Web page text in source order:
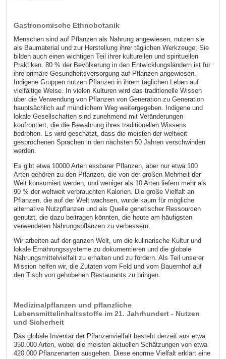
Gastronomische Ethnobotanik
Menschen sind auf Pflanzen als Nahrung angewiesen, nutzen sie
als Baumaterial und zur Herstellung ihrer täglichen Werkzeuge; Sie
bilden auch einen wichtigen Teil ihrer kulturellen und spirituellen
Praktiken. 80 % der Bevölkerung in den Entwicklungsländern ist für
ihre primäre Gesundheitsversorgung auf Pflanzen angewiesen.
Indigene Gruppen nutzen Pflanzen in ihrem täglichen Leben auf
vielfältige Weise. In vielen Kulturen wird das traditionelle Wissen
über die Verwendung von Pflanzen von Generation zu Generation
hauptsächlich auf mündlichem Weg weitergegeben. Indigene und
lokale Gesellschaften sind zunehmend mit Veränderungen
konfrontiert, die die Bewahrung ihres traditionellen Wissens
bedrohen. Es wird geschätzt, dass die meisten der weltweit
gesprochenen Sprachen in den nächsten 50 Jahren verschwinden
werden.
Es gibt etwa 10000 Arten essbarer Pflanzen, aber nur etwa 100
Arten gehören zu den Pflanzen, die von der großen Mehrheit der
Welt konsumiert werden, und weniger als 10 Arten liefern mehr als
90 % der weltweit verbrauchten Kalorien. Die große Vielfalt an
Pflanzen, die auf der Welt wachsen, wurde kaum für mögliche
alternative Nutzpflanzen und als Quelle genetischer Ressourcen
genutzt, die dazu beitragen könnten, die heute am häufigsten
verwendeten Nahrungspflanzen zu verbessern.
Wir arbeiten auf der ganzen Welt, um die kulinarische Kultur und
lokale Ernährungssysteme zu dokumentieren und die globale
Nahrungsmittelvielfalt zu erhalten und zu fördern. Als Teil unserer
Mission helfen wir, die Zutaten vom Feld und vom Bauernhof auf
den Tisch von gehobenen Restaurants zu bringen.
Medizinalpflanzen und pflanzliche
Lebensmittelinhaltsstoffe im 21. Jahrhundert - Nutzen
und Sicherheit
Das globale Inventar der Pflanzenvielfalt besteht derzeit aus etwa
350.000 Arten, wobei die meisten aktuellen Schätzungen von etwa
420.000 Pflanzenarten ausgehen. Diese enorme Vielfalt erklärt eine